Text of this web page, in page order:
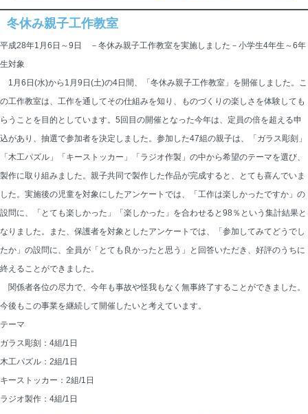
冬休み親子工作教室
平成28年1月6日～9日 －冬休み親子工作教室を実施しました－小学生4年生～6年
生対象
1月6日(水)から1月9日(土)の4日間、「冬休み親子工作教室」を開催しました。こ
の工作教室は、工作を通してその仕組みを知り、ものづくりの楽しさを体験しても
らうことを目的としています。5回目の開催となった今年は、定員の倍を超える申
込があり、抽選で参加者を決定しました。参加した47組の親子は、「ガラス彫刻」
「木工パズル」「キーストッカー」「ラジオ作製」の中から希望のテーマを選び、
製作に取り組みました。親子共同で製作した作品が完成すると、とても喜んでいま
した。実施後の児童を対象にしたアンケートでは、「工作は楽しかったですか」の
設問に、「とても楽しかった」「楽しかった」を合わせると98％という集計結果と
なりました。また、保護者を対象としたアンケートでは、「参加してみてどうでし
たか」の設問に、全員が「とても良かったと思う」と回答いただき、好評のうちに
終えることができました。
関係者各位の尽力で、今年も事故や怪我もなく無事終了することができました。
今後もこの事業を継続して開催したいと考えています。
テーマ
ガラス彫刻：4組/1日
木工パズル：2組/1日
キーストッカー：2組/1日
ラジオ製作：4組/1日